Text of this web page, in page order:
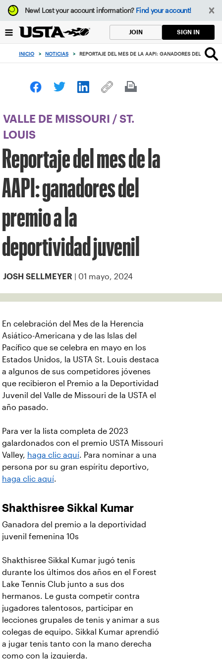
Enfoque
desde
botón
volver
principio
New!Lost your account information? Find your account!
JOIN SIGN IN
INICIO > NOTICIAS > REPORTAJE DEL MES DE LA AAPI: GANADORES DEL
VALLE DE MISSOURI / ST.
LOUIS
Reportaje del mes de la
AAPI: ganadores del
premio a la
deportividad juvenil
JOSH SELLMEYER | 01 mayo, 2024
En celebración del Mes de la Herencia
Asiático-Americana y de las Islas del
Pacífico que se celebra en mayo en los
Estados Unidos, la USTA St. Louis destaca
a algunos de sus competidores jóvenes
que recibieron el Premio a la Deportividad
Juvenil del Valle de Missouri de la USTA el
año pasado.
Para ver la lista completa de 2023
galardonados con el premio USTA Missouri
Valley, haga clic aquí. Para nominar a una
persona por su gran espíritu deportivo,
haga clic aquí.
Shakthisree Sikkal Kumar
Ganadora del premio a la deportividad
juvenil femenina 10s
Shakthisree Sikkal Kumar jugó tenis
durante los últimos dos años en el Forest
Lake Tennis Club junto a sus dos
hermanos. Le gusta competir contra
jugadores talentosos, participar en
lecciones grupales de tenis y animar a sus
colegas de equipo. Sikkal Kumar aprendió
a jugar tenis tanto con la mano derecha
como con la izquierda.